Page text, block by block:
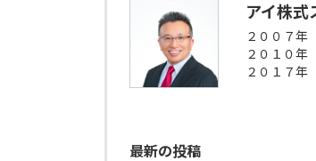
アイ株式
２００７
２０１０
２０１７
最新の投稿